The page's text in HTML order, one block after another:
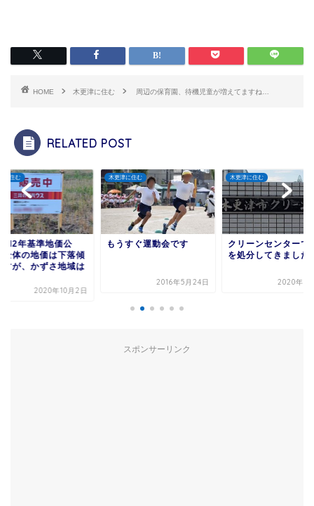
HOME 木更津に住む 周辺の保育園、待機児童が増えてますね…
RELATED POST
に住む
すぐ運動会です
木更津に住む
クリーンセンターでゴミ
2020年1月12日
木更津に住む
なかぶが考える、木
に移住すべき人、移
2018年11
スポンサーリンク